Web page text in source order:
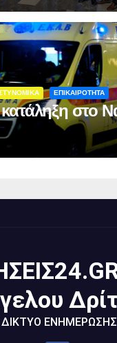
ΕΠΙΚΑΙΡΟΤΗΤΑ
στο
ΔΙΚΤΥΟ ΕΝΗΜΕΡΩΣΗΣ